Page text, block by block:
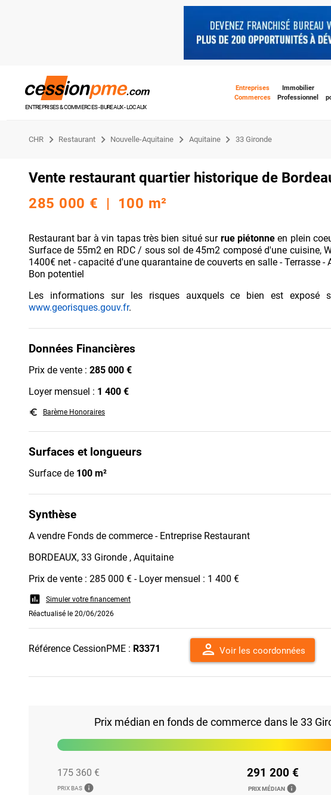
ENTREPRISES & COMMERCES - BUREAUX - LOCAUX
Entreprises
Commerces
Immobilier
Professionnel
CHR Restaurant Nouvelle-Aquitaine Aquitaine 33 Gironde
Vente restaurant quartier historique de
285 000 € | 100 m²
Restaurant bar à vin tapas très bien situé surrue piétonneen plein
Surface de 55m2 en RDC / sous sol de 45m2 composé d'une cuisine,
1400€ net - capacité d'une quarantaine de couverts en salle - Terrasse -
Bon potentiel
Les informations sur les risques auxquels ce bien est exposé
www.georisques.gouv.fr.
Données Financières
Prix de vente : 285 000 €
Loyer mensuel : 1 400 €
euro_symbol Barème Honoraires
Surfaces et longueurs
Surface de 100 m²
Synthèse
A vendre Fonds de commerce - Entreprise Restaurant
BORDEAUX, 33 Gironde , Aquitaine
Prix de vente : 285 000 € - Loyer mensuel : 1 400 €
assessment
Simuler votre financement
Réactualisé le 20/06/2026
Référence CessionPME : R3371 person Voir les coordonnées
Prix médian en fonds de commerce dans le 33
175 360 €
PRIX BAS info
291 200 €
PRIX MÉDIAN info